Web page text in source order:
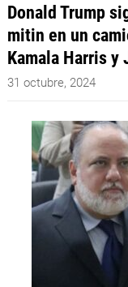
Donald Trump
mitin en un
Kamala Harris y
31 octubre, 2024